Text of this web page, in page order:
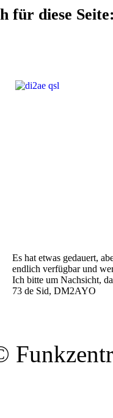
für diese
Es hat etwas gedauert,
endlich verfügbar und
Ich bitte um Nachsicht,
73 de Sid, DM2AYO